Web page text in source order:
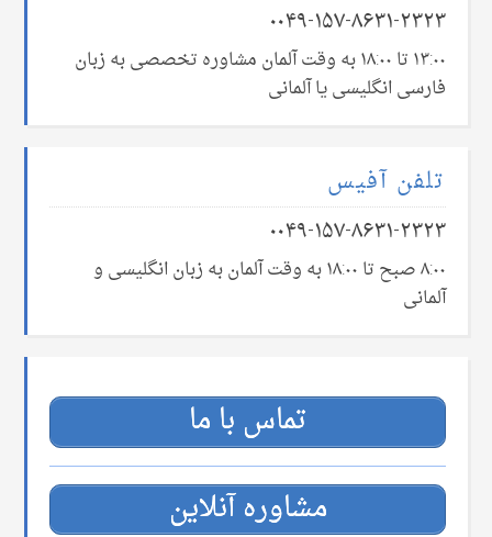
۰۰۴۹-۱۵۷-۸۶۳۱-۲۳۲۳
۱۳:۰۰ تا ۱۸:۰۰ به وقت آلمان مشاوره تخصصی به زبان
فارسی انگلیسی یا آلمانی
تلفن آفیس
۰۰۴۹-۱۵۷-۸۶۳۱-۲۳۲۳
۸:۰۰ صبح تا ۱۸:۰۰ به وقت آلمان به زبان انگلیسی و
آلمانی
تماس با ما
مشاوره آنلاین